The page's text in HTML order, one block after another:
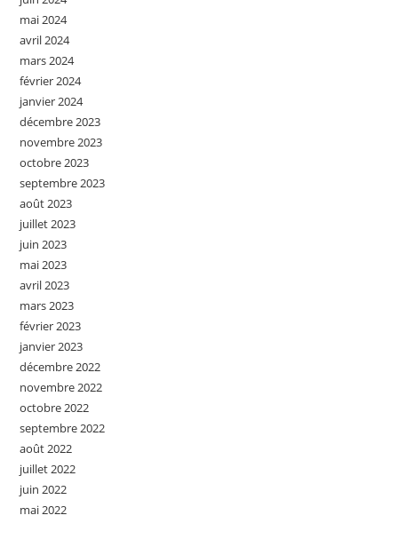
mai 2024
avril 2024
mars 2024
février 2024
janvier 2024
décembre 2023
novembre 2023
octobre 2023
septembre 2023
août 2023
juillet 2023
juin 2023
mai 2023
avril 2023
mars 2023
février 2023
janvier 2023
décembre 2022
novembre 2022
octobre 2022
septembre 2022
août 2022
juillet 2022
juin 2022
mai 2022